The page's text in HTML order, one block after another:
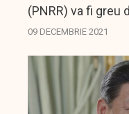
(PNRR) va fi greu
vedere
09 DECEMBRIE 2021